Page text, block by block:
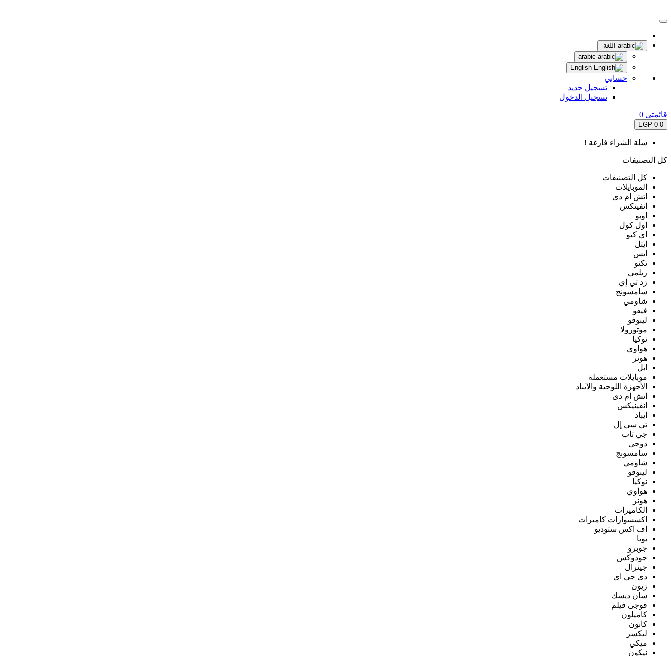
اللغة
حسابي
تسجيل جديد
تسجيل الدخول
قائمتى 0
0
0 EGP
سلة الشراء فارغة !
كل التصنيفات
كل التصنيفات
الموبايلات
اتش ام دى
انفينكس
اوبو
اول كول
اي كيو
ايتل
ايس
تكنو
ريلمي
زد تي إي
سامسونج
شاومي
فيفو
لينوفو
موتورولا
نوكيا
هواوي
هونر
ابل
موبايلات مستعملة
الأجهزة اللوحية والآيباد
اتش ام دى
انفينيكس
ايباد
تي سي إل
جي تاب
دوجى
سامسونج
شاومي
لينوفو
نوكيا
هواوي
هونر
الكاميرات
اكسسوارات كاميرات
اف اكس ستوديو
بويا
جوبرو
جودوكس
جينرال
دى جي اى
زيون
سان ديسك
فوجى فيلم
كاميلون
كانون
ليكسر
ميكي
نيكون